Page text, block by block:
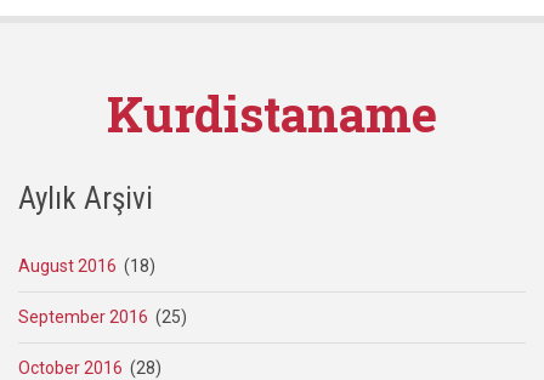
Kurdistaname
Aylık Arşivi
August 2016 (18)
September 2016 (25)
October 2016 (28)